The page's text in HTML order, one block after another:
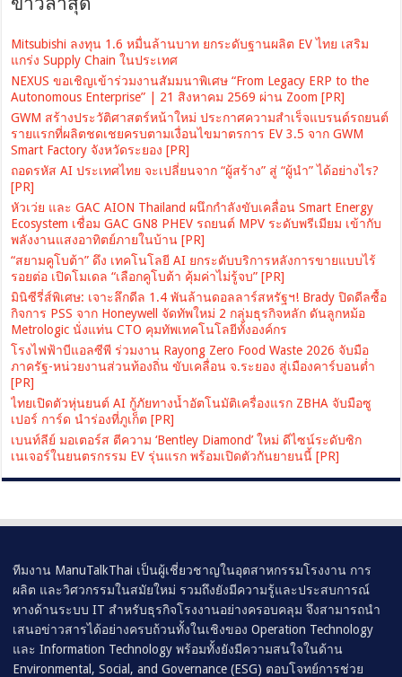
Mitsubishi ลงทุน 1.6 หมื่นล้านบาท ยกระดับฐานผลิต EV ไทย เสริม
แกร่ง Supply Chain ในประเทศ
NEXUS ขอเชิญเข้าร่วมงานสัมมนาพิเศษ “From Legacy ERP to the
Autonomous Enterprise” | 21 สิงหาคม 2569 ผ่าน Zoom [PR]
GWM สร้างประวัติศาสตร์หน้าใหม่ ประกาศความสำเร็จแบรนด์รถยนต์
รายแรกที่ผลิตชดเชยครบตามเงื่อนไขมาตรการ EV 3.5 จาก GWM
Smart Factory จังหวัดระยอง [PR]
ถอดรหัส AI ประเทศไทย จะเปลี่ยนจาก “ผู้สร้าง” สู่ “ผู้นำ” ได้อย่างไร?
[PR]
หัวเว่ย และ GAC AION Thailand ผนึกกำลังขับเคลื่อน Smart Energy
Ecosystem เชื่อม GAC GN8 PHEV รถยนต์ MPV ระดับพรีเมียม เข้ากับ
พลังงานแสงอาทิตย์ภายในบ้าน [PR]
“สยามคูโบต้า” ดึง เทคโนโลยี AI ยกระดับบริการหลังการขายแบบไร้
รอยต่อ เปิดโมเดล “เลือกคูโบต้า คุ้มค่าไม่รู้จบ” [PR]
มินิซีรี่ส์พิเศษ: เจาะลึกดีล 1.4 พันล้านดอลลาร์สหรัฐฯ! Brady ปิดดีลซื้อ
กิจการ PSS จาก Honeywell จัดทัพใหม่ 2 กลุ่มธุรกิจหลัก ดันลูกหม้อ
Metrologic นั่งแท่น CTO คุมทัพเทคโนโลยีทั้งองค์กร
โรงไฟฟ้าบีแอลซีพี ร่วมงาน Rayong Zero Food Waste 2026 จับมือ
ภาครัฐ-หน่วยงานส่วนท้องถิ่น ขับเคลื่อน จ.ระยอง สู่เมืองคาร์บอนต่ำ
[PR]
ไทยเปิดตัวหุ่นยนต์ AI กู้ภัยทางน้ำอัตโนมัติเครื่องแรก ZBHA จับมือซู
เปอร์ การ์ด นำร่องที่ภูเก็ต [PR]
เบนท์ลีย์ มอเตอร์ส ตีความ ‘Bentley Diamond’ ใหม่ ดีไซน์ระดับซิก
เนเจอร์ในยนตรกรรม EV รุ่นแรก พร้อมเปิดตัวกันยายนนี้ [PR]
ทีมงาน ManuTalkThai เป็นผู้เชี่ยวชาญในอุตสาหกรรมโรงงาน การ
ผลิต และวิศวกรรมในสมัยใหม่ รวมถึงยังมีความรู้และประสบการณ์
ทางด้านระบบ IT สำหรับธุรกิจโรงงานอย่างครอบคลุม จึงสามารถนำ
เสนอข่าวสารได้อย่างครบถ้วนทั้งในเชิงของ Operation Technology
และ Information Technology พร้อมทั้งยังมีความสนใจในด้าน
Environmental, Social, and Governance (ESG) ตอบโจทย์การช่วย